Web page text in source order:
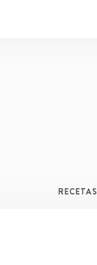
RECETAS